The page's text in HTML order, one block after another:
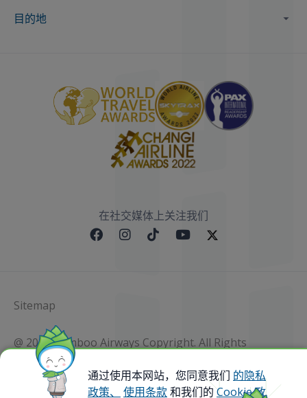
目的地
在社交媒体上关注我们
Sitemap
@ 2023 Bamboo Airways Copyright. All Rights
Reserved.
Business Registration Code: 010786737
通过使用本网站，您同意我们 的隐私
政策、
使用条款和我们的Cookie 政